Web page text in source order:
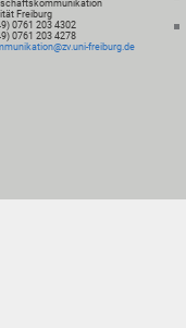
Freiburg
0761 203 4302
0761 203 4278
freiburg.de